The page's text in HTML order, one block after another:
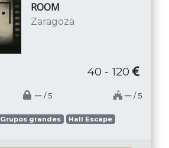
ROOM
Zaragoza
40 - 120
─ / 5 ─ / 5
Grupos grandes Hall Escape